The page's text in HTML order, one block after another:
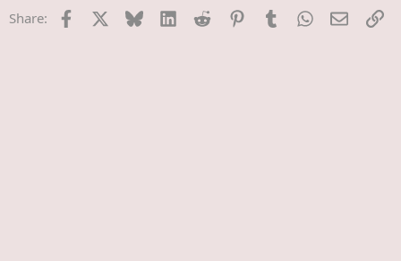
s
Share: Facebook Bluesky LinkedInReddit PinterestTumblrWhatsApp
E-Mail